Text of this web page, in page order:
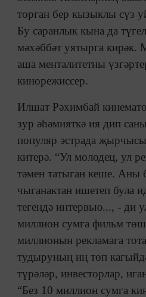
торган бер кызыклы сүз
Бу саранлык кына да
мәхәббәт уятырга кирәк.
аша менталитетны
кинорежиссер.
Илшат Рәхимбай
зур әһәмияткә ия дип
популяр эстрада
китерә. “Ул молодец, ул
тәмен татыган кеше. Аны
чыганактан ишетеп була
тегендә интервью..., - ди
миллион сумга фильм
миллионын рекламага
тудыруның иң төп
түрәләр, инвесторлар,
“Без 10 миллион сумга